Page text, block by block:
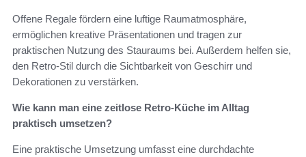
Offene Regale fördern eine luftige Raumatmosphäre,
ermöglichen kreative Präsentationen und tragen zur
praktischen Nutzung des Stauraums bei. Außerdem helfen sie,
den Retro-Stil durch die Sichtbarkeit von Geschirr und
Dekorationen zu verstärken.
Wie kann man eine zeitlose Retro-Küche im Alltag
praktisch umsetzen?
Eine praktische Umsetzung umfasst eine durchdachte